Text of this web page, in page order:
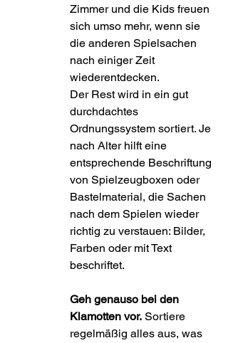
Zimmer und die Kids freuen
sich umso mehr, wenn sie
die anderen Spielsachen
nach einiger Zeit
wiederentdecken.
Der Rest wird in ein gut
durchdachtes
Ordnungssystem sortiert. Je
nach Alter hilft eine
entsprechende Beschriftung
von Spielzeugboxen oder
Bastelmaterial, die Sachen
nach dem Spielen wieder
richtig zu verstauen: Bilder,
Farben oder mit Text
beschriftet.
Geh genauso bei den
Klamotten vor. Sortiere
regelmäßig alles aus, was